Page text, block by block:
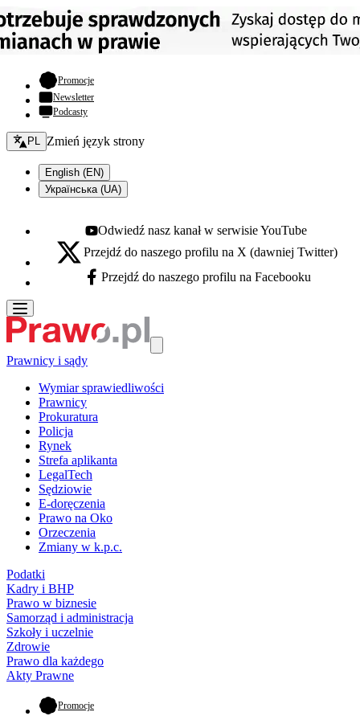
Promocje- otwiera się w nowej karcie
Newsletter
Podcasty
Zmień język - bieżący:
PL Zmień język strony
English (EN)
Українська (UA)
Youtube - otwiera się w nowej karcie
Odwiedź nasz kanał w serwisie YouTube
X - otwiera się w nowej karcie
Przejdź do naszego profilu na X (dawniej Twitter)
Facebook - otwiera się w nowej karcie
Przejdź do naszego profilu na Facebooku
Prawnicy i sądy
Wymiar sprawiedliwości
Prawnicy
Prokuratura
Policja
Rynek
Strefa aplikanta
LegalTech
Sędziowie
E-doręczenia
Prawo na Oko
Orzeczenia
Zmiany w k.p.c.
Podatki
Kadry i BHP
Prawo w biznesie
Samorząd i administracja
Szkoły i uczelnie
Zdrowie
Prawo dla każdego
Akty Prawne
Promocje- otwiera się w nowej karcie